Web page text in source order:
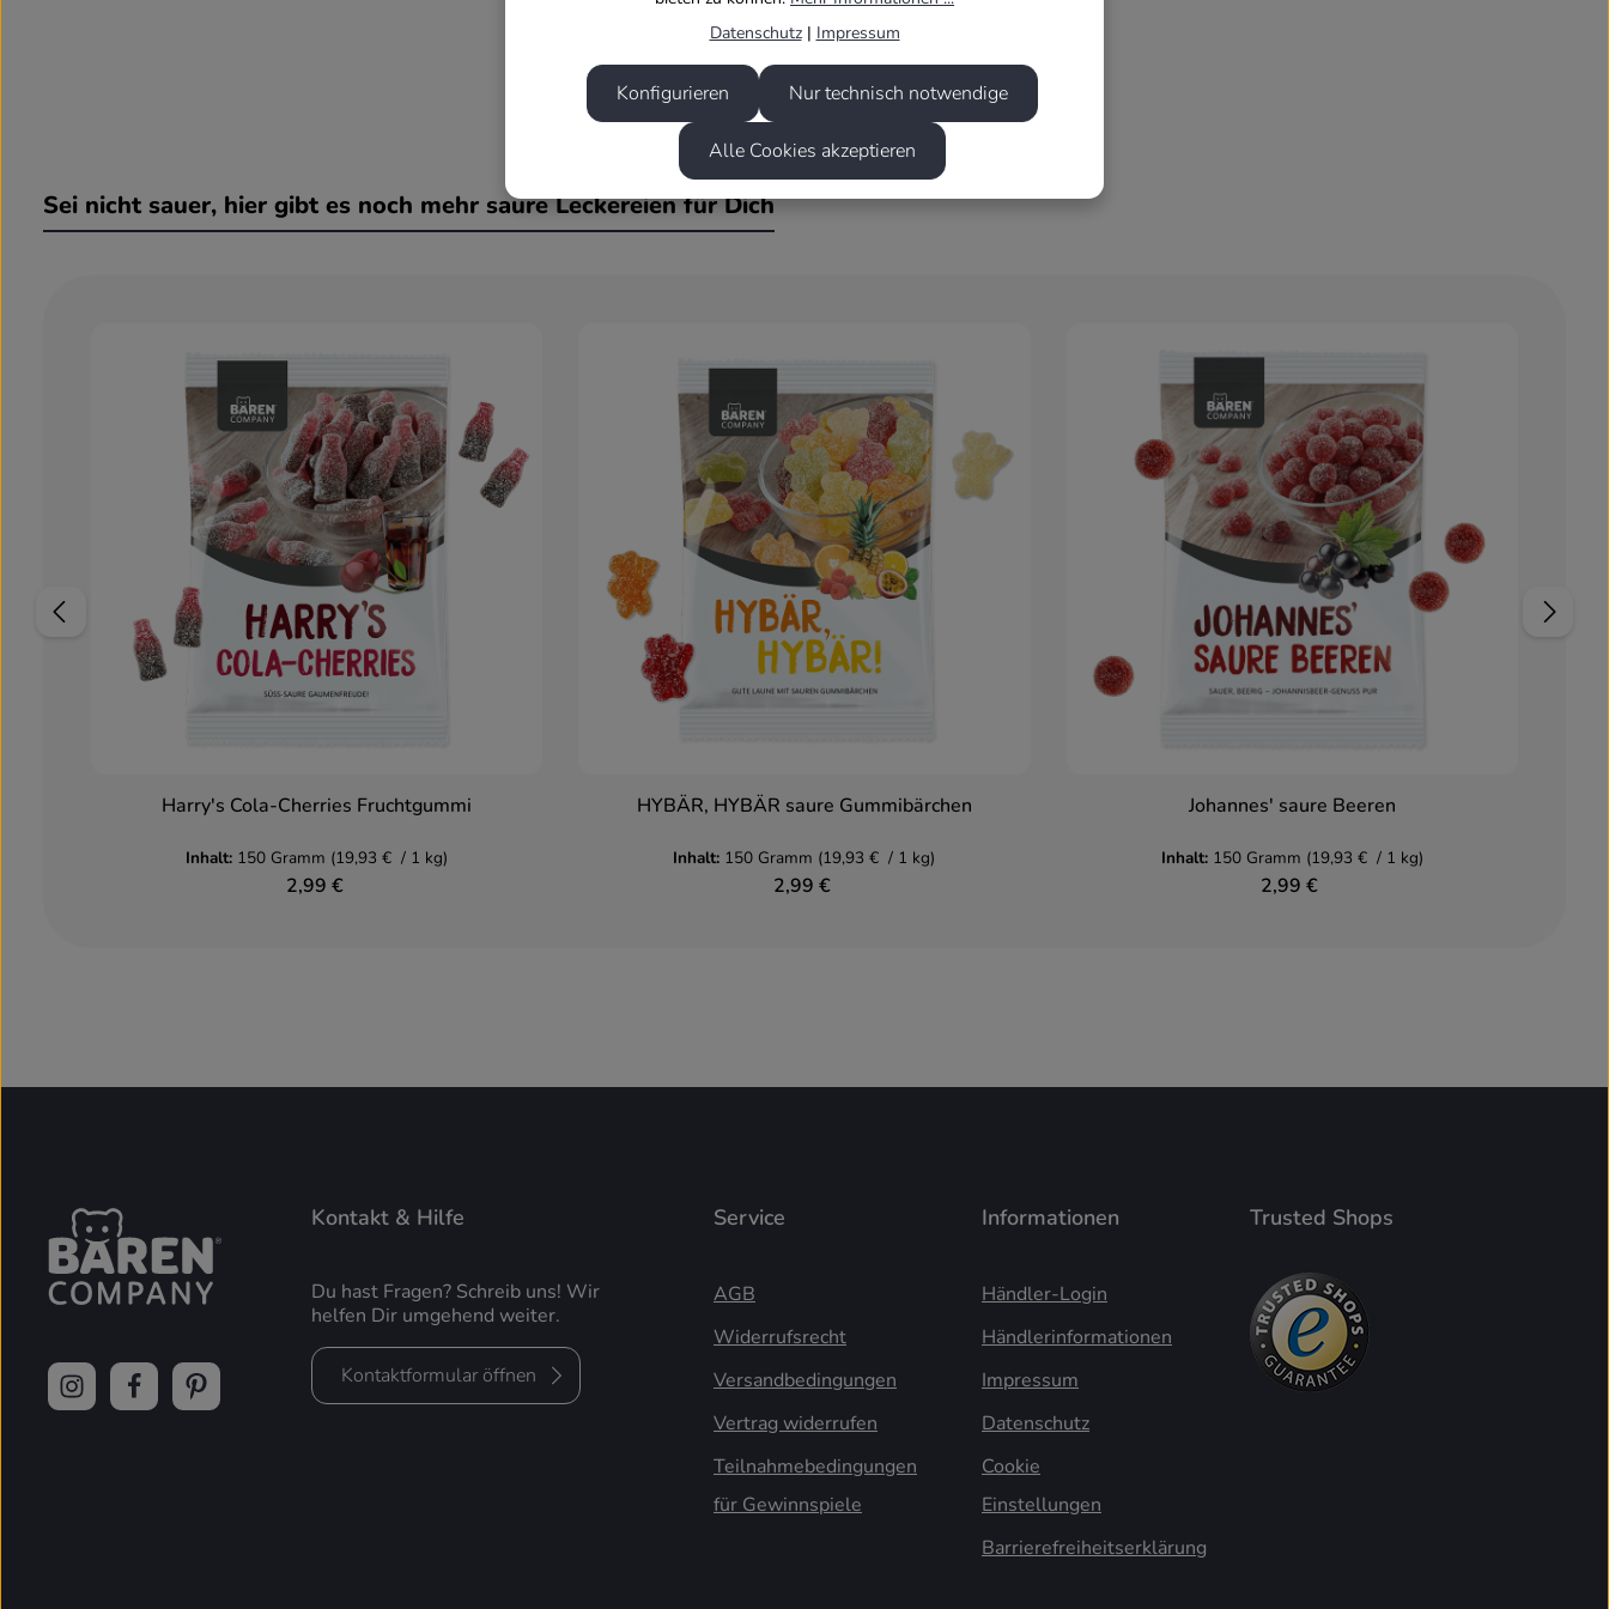
Datenschutz| Impressum
Nur technisch notwendige
Konfigurieren
Alle Cookies akzeptieren
Von Fruchtgummi-Liebhabern empfohlen
Sei nicht sauer, hier gibt es noch mehr saure Leckereien für Dich
In den Warenkorb
Harry's Cola-Cherries Fruchtgummi
Inhalt: 150 Gramm (19,93 € / 1 kg)
2,99 €
In den Warenkorb
HYBÄR, HYBÄR saure Gummibärchen
Inhalt: 150 Gramm (19,93 € / 1 kg)
2,99 €
In den Warenkorb
Johannes' saure Beeren
Inhalt: 150 Gramm (19,93 € / 1 kg)
2,99 €
Kontakt & Hilfe
Du hast Fragen? Schreib uns! Wir
helfen Dir umgehend weiter.
Kontaktformular öffnen
Service
AGB
Widerrufsrecht
Versandbedingungen
Vertrag widerrufen
Teilnahmebedingungen
für Gewinnspiele
Informationen
Händler-Login
Händlerinformationen
Impressum
Datenschutz
Cookie
Einstellungen
Barrierefreiheitserklärung
Trusted Shops